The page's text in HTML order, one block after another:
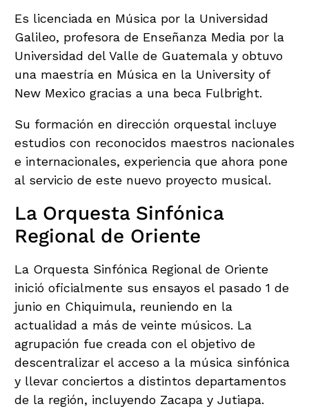
Es licenciada en Música por la Universidad
Galileo, profesora de Enseñanza Media por la
Universidad del Valle de Guatemala y obtuvo
una maestría en Música en la University of
New Mexico gracias a una beca Fulbright.
Su formación en dirección orquestal incluye
estudios con reconocidos maestros nacionales
e internacionales, experiencia que ahora pone
al servicio de este nuevo proyecto musical.
La Orquesta Sinfónica
Regional de Oriente
La Orquesta Sinfónica Regional de Oriente
inició oficialmente sus ensayos el pasado 1 de
junio en Chiquimula, reuniendo en la
actualidad a más de veinte músicos. La
agrupación fue creada con el objetivo de
descentralizar el acceso a la música sinfónica
y llevar conciertos a distintos departamentos
de la región, incluyendo Zacapa y Jutiapa.